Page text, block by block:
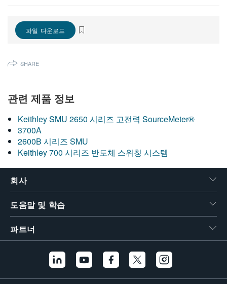
简体中文
日本語
繁體中文
파일 다운로드
SHARE
관련 제품 정보
Keithley SMU 2650 시리즈 고전력 SourceMeter®
3700A
2600B 시리즈 SMU
Keithley 700 시리즈 반도체 스위칭 시스템
회사
도움말 및 학습
파트너